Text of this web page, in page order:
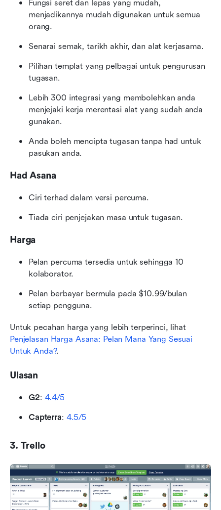
Fungsi seret dan lepas yang mudah,
menjadikannya mudah digunakan untuk semua
orang.
Senarai semak, tarikh akhir, dan alat kerjasama.
Pilihan templat yang pelbagai untuk pengurusan
tugasan.
Lebih 300 integrasi yang membolehkan anda
menjejaki kerja merentasi alat yang sudah anda
gunakan.
Anda boleh mencipta tugasan tanpa had untuk
pasukan anda.
Had Asana
Ciri terhad dalam versi percuma.
Tiada ciri penjejakan masa untuk tugasan.
Harga
Pelan percuma tersedia untuk sehingga 10
kolaborator.
Pelan berbayar bermula pada $10.99/bulan
setiap pengguna.
Untuk pecahan harga yang lebih terperinci, lihat
Penjelasan Harga Asana: Pelan Mana Yang Sesuai
Untuk Anda?.
Ulasan
G2: 4.4/5
Capterra: 4.5/5
3. Trello